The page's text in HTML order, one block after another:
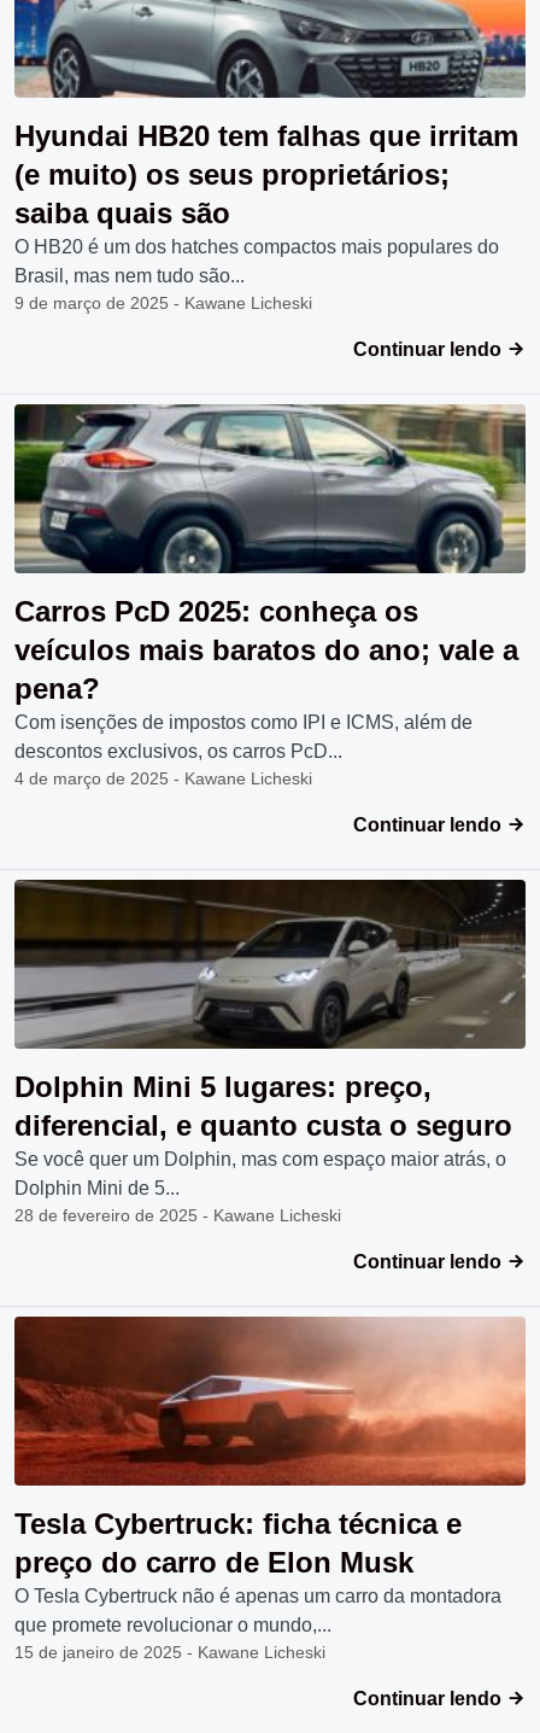
Hyundai HB20 tem falhas que irritam
(e muito) os seus proprietários;
saiba quais são
O HB20 é um dos hatches compactos mais populares do
Brasil, mas nem tudo são...
9 de março de 2025 - Kawane Licheski
Continuar lendo
Carros PcD 2025: conheça os
veículos mais baratos do ano; vale a
pena?
Com isenções de impostos como IPI e ICMS, além de
descontos exclusivos, os carros PcD...
4 de março de 2025 - Kawane Licheski
Continuar lendo
Dolphin Mini 5 lugares: preço,
diferencial, e quanto custa o seguro
Se você quer um Dolphin, mas com espaço maior atrás, o
Dolphin Mini de 5...
28 de fevereiro de 2025 - Kawane Licheski
Continuar lendo
Tesla Cybertruck: ficha técnica e
preço do carro de Elon Musk
O Tesla Cybertruck não é apenas um carro da montadora
que promete revolucionar o mundo,...
15 de janeiro de 2025 - Kawane Licheski
Continuar lendo